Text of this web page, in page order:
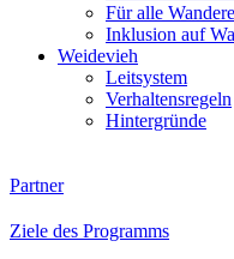
Für alle
Inklusion auf
Weidevieh
Leitsystem
Verhaltensregeln
Hintergründe
Partner
Ziele des Programms